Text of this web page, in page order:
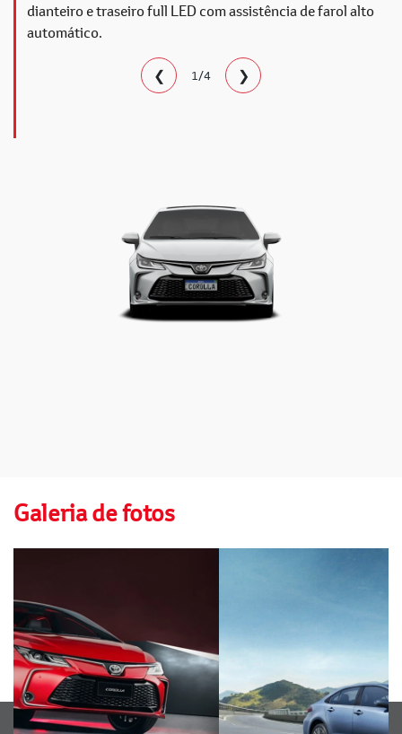
dianteiro e traseiro full LED com assistência de farol alto
automático.​
❮ 1/4 ❯
Galeria de fotos